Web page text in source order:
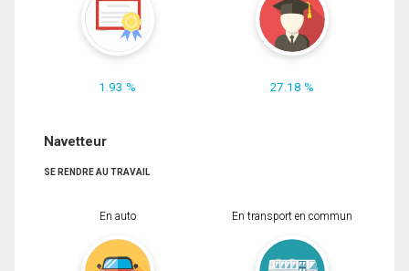
1.93 % 27.18 %
Navetteur
SE RENDRE AU TRAVAIL
En auto En transport en commun